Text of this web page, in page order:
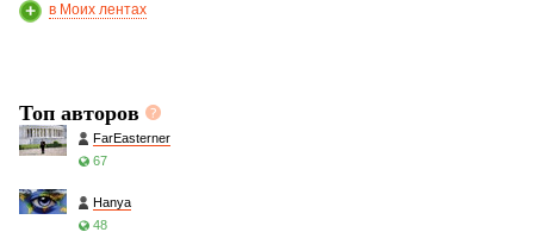
в Моих лентах
Топ авторов
FarEasterner
67
Hanya
48